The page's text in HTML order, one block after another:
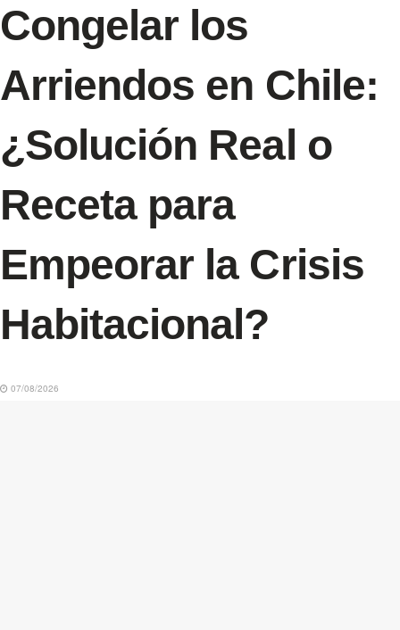
Congelar los
Arriendos en Chile:
¿Solución Real o
Receta para
Empeorar la Crisis
Habitacional?
07/08/2026